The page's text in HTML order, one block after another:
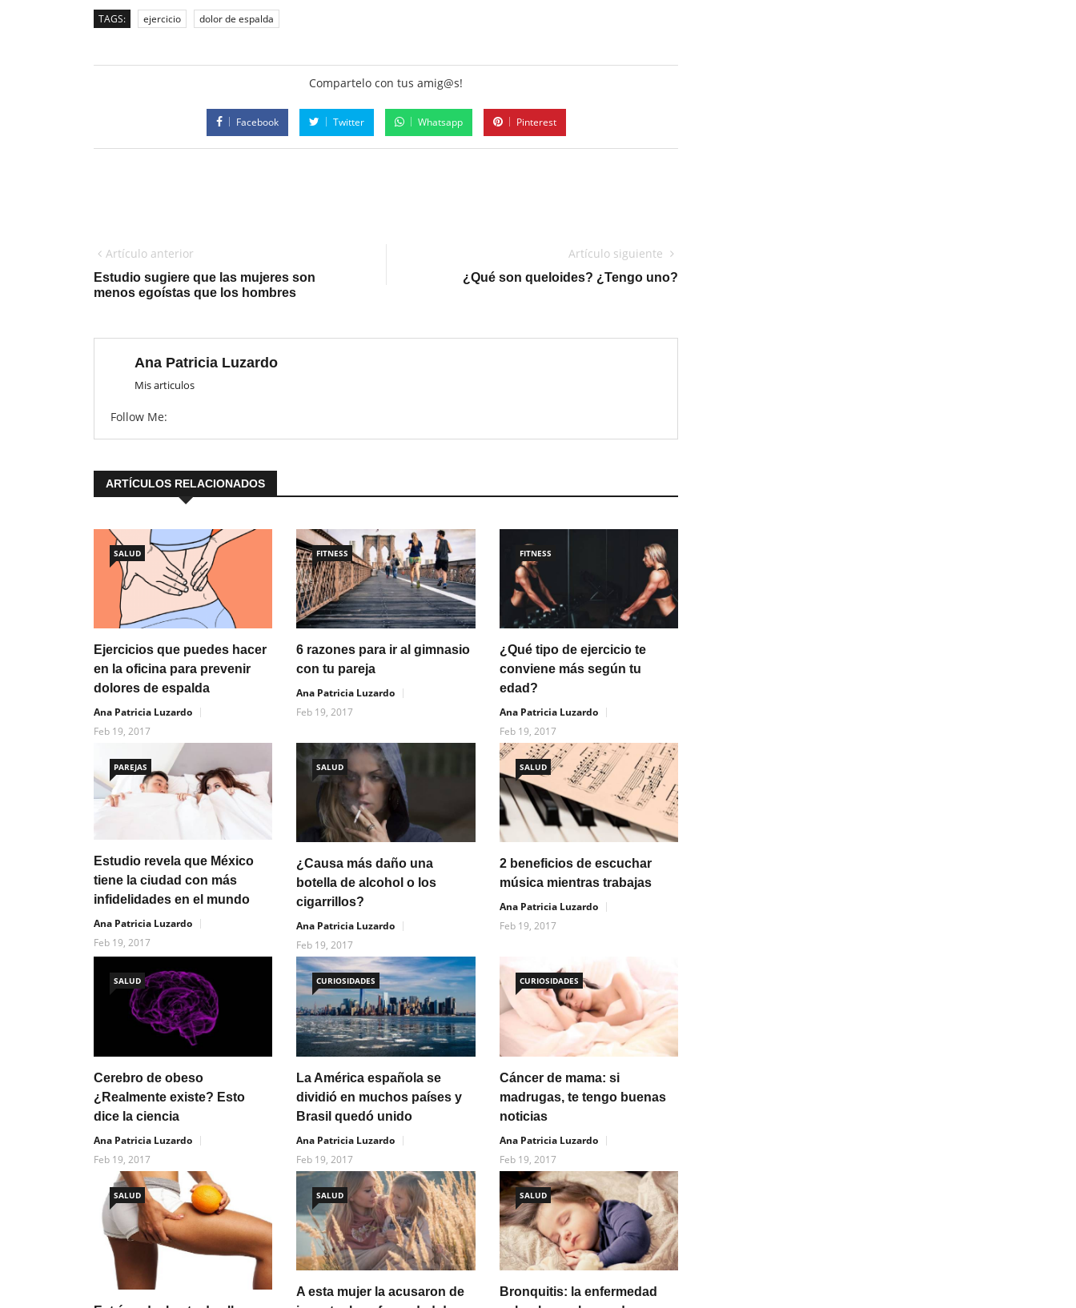
TAGS: ejercicio dolor de espalda
Compartelo con tus amig@s!
Facebook Twitter Whatsapp Pinterest
Artículo anterior
Estudio sugiere que las mujeres son
menos egoístas que los hombres
Artículo siguiente
¿Qué son queloides? ¿Tengo uno?
Ana Patricia Luzardo
Mis articulos
Follow Me:
ARTÍCULOS RELACIONADOS
SALUD
Ejercicios que puedes hacer
en la oficina para prevenir
dolores de espalda
Ana Patricia Luzardo
Feb 19, 2017
FITNESS
6 razones para ir al gimnasio
con tu pareja
Ana Patricia Luzardo
Feb 19, 2017
FITNESS
¿Qué tipo de ejercicio te
conviene más según tu
edad?
Ana Patricia Luzardo
Feb 19, 2017
PAREJAS
Estudio revela que México
tiene la ciudad con más
infidelidades en el mundo
Ana Patricia Luzardo
Feb 19, 2017
SALUD
¿Causa más daño una
botella de alcohol o los
cigarrillos?
Ana Patricia Luzardo
Feb 19, 2017
SALUD
2 beneficios de escuchar
música mientras trabajas
Ana Patricia Luzardo
Feb 19, 2017
SALUD
Cerebro de obeso
¿Realmente existe? Esto
dice la ciencia
Ana Patricia Luzardo
Feb 19, 2017
CURIOSIDADES
La América española se
dividió en muchos países y
Brasil quedó unido
Ana Patricia Luzardo
Feb 19, 2017
CURIOSIDADES
Cáncer de mama: si
madrugas, te tengo buenas
noticias
Ana Patricia Luzardo
Feb 19, 2017
SALUD SALUD
A esta mujer la acusaron de
SALUD
Bronquitis: la enfermedad